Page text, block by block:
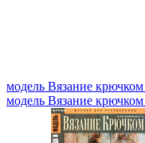
модель Вязание
модель Вязание